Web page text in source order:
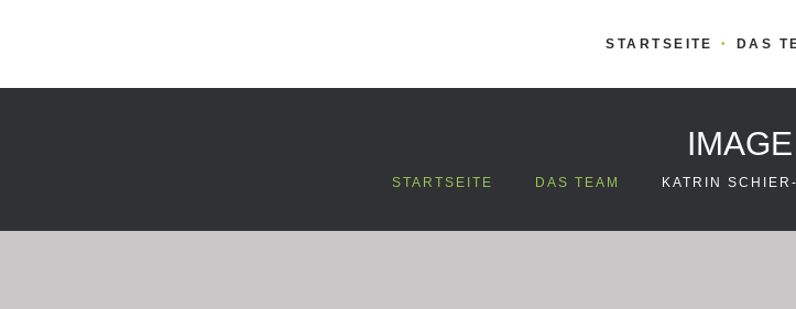
STARTSEITE DAS
IMAGE
STARTSEITE DAS TEAM KATRIN